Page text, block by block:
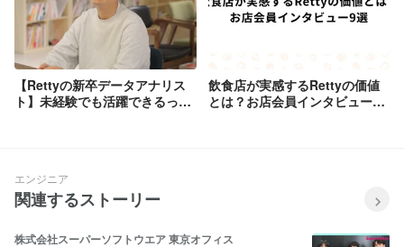
【Rettyの新卒データアナリス
ト】未経験でも活躍できるって
飲食店が実感するRettyの価値
とは？お店会員インタビュー9
エンジニア
関連するストーリー
株式会社スーパーソフトウエア 東京オフィス